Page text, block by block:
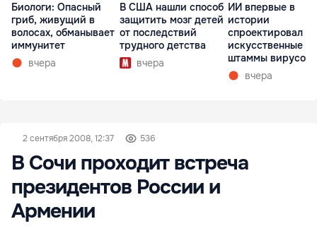
Биологи: Опасный
гриб, живущий в
волосах, обманывает
иммунитет
вчера
В США нашли способ
защитить мозг детей
от последствий
трудного детства
вчера
ИИ впервые в
истории
спроектировал
искусственные
штаммы вирусов
нулявчера
2 сентября 2008, 12:37 536
В Сочи проходит встреча
президентов России и
Армении